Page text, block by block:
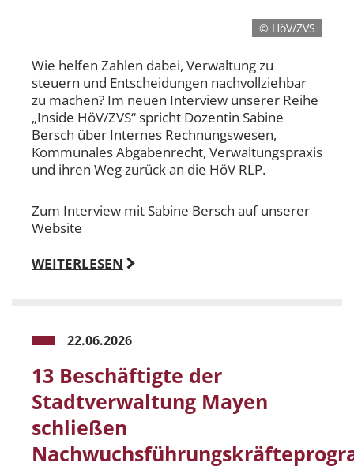
© HöV/ZVS
Wie helfen Zahlen dabei, Verwaltung zu
steuern und Entscheidungen nachvollziehbar
zu machen? Im neuen Interview unserer Reihe
„Inside HöV/ZVS“ spricht Dozentin Sabine
Bersch über Internes Rechnungswesen,
Kommunales Abgabenrecht, Verwaltungspraxis
und ihren Weg zurück an die HöV RLP.
Zum Interview mit Sabine Bersch auf unserer
Website
WEITERLESEN
22.06.2026
13 Beschäftigte der
Stadtverwaltung Mayen
schließen